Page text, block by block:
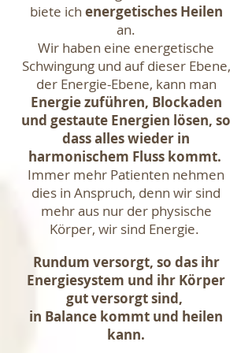
biete ich energetisches Heilen
an.
Wir haben eine energetische
Schwingung und auf dieser Ebene,
der Energie-Ebene, kann man
Energie zuführen, Blockaden
und gestaute Energien lösen, so
dass alles wieder in
harmonischem Fluss kommt.
Immer mehr Patienten nehmen
dies in Anspruch, denn wir sind
mehr aus nur der physische
Körper, wir sind Energie.
Rundum versorgt, so das ihr
Energiesystem und ihr Körper
gutversorgtsind,
in Balance kommt und heilen
kann.